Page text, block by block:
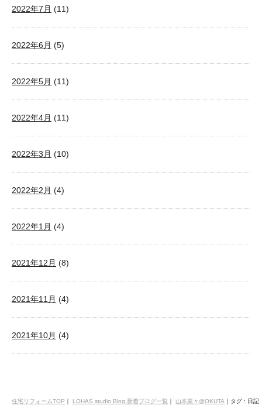
2022年7月 (11)
2022年6月 (5)
2022年5月 (11)
2022年4月 (11)
2022年3月 (10)
2022年2月 (4)
2022年1月 (4)
2021年12月 (8)
2021年11月 (4)
2021年10月 (4)
住宅リフォームTOP ｜ LOHAS studio Blog 新着ブログ一覧 ｜ 山本菜々@OKUTA ｜ タグ : 日記